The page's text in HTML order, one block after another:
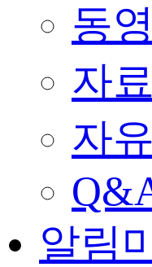
동
자
자
알림